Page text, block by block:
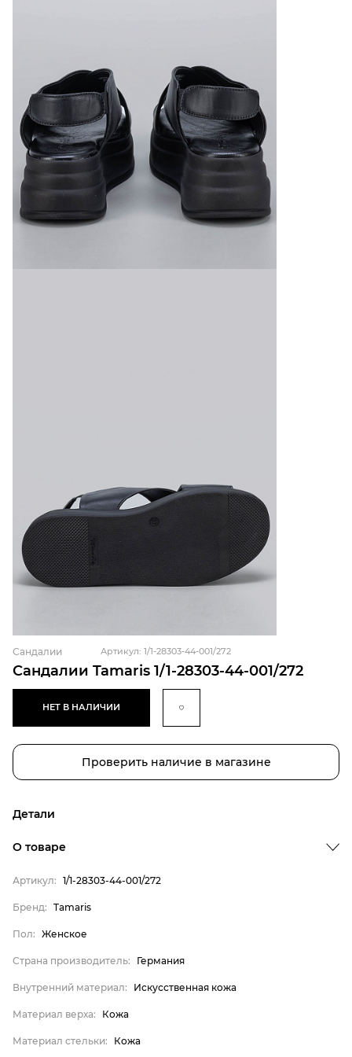
Сандалии Tamaris 1/1-28303-44-001/272
Сандалии Артикул: 1/1-28303-44-001/272
НЕТ В НАЛИЧИИ
Проверить наличие в магазине
Детали
Внутренний материал
Материал верха
Материал стельки
О товаре
Артикул: 1/1-28303-44-001/272
Бренд: Tamaris
Пол: Женское
Страна производитель: Германия
Внутренний материал: Искусственная кожа
Материал верха: Кожа
Материал стельки: Кожа